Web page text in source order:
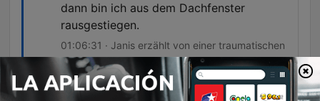
dann bin ich aus dem Dachfenster
rausgestiegen.
01:06:31 · Janis erzählt von einer traumatischen
Situation, in der er als Kind in seinem Zimmer
eingesperrt war.